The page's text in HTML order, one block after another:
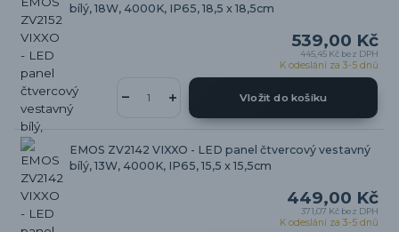
bílý, 18W, 4000K, IP65, 18,5 x 18,5cm
539,00 Kč
445,45 Kč bez DPH
K odeslání za 3-5 dnů
Vložit do košíku
EMOS ZV2142 VIXXO - LED panel čtvercový vestavný
bílý, 13W, 4000K, IP65, 15,5 x 15,5cm
449,00 Kč
371,07 Kč bez DPH
K odeslání za 3-5 dnů